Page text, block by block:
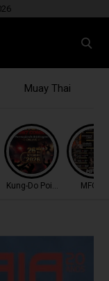
Muay Thai
Kung-Do Point CombatMFC 53